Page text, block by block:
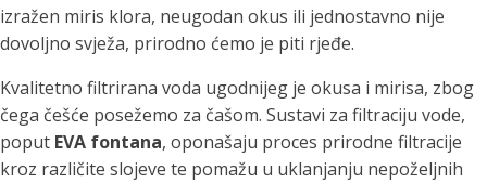
izražen miris klora, neugodan okus ili jednostavno nije
dovoljno svježa, prirodno ćemo je piti rjeđe.
Kvalitetno filtrirana voda ugodnijeg je okusa i mirisa, zbog
čega češće posežemo za čašom. Sustavi za filtraciju vode,
poput EVA fontana, oponašaju proces prirodne filtracije
kroz različite slojeve te pomažu u uklanjanju nepoželjnih